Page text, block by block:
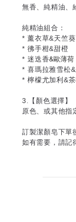
無香、純精油、
純精油組合：
* 薰衣草&天竺葵
* 彿手柑&甜橙
* 迷迭香&歐薄荷
* 喜瑪拉雅雪松&
* 檸檬尤加利 &
3.【顏色選擇】
原色、或其他指
訂製潔顏皂下單
如有需要，請記